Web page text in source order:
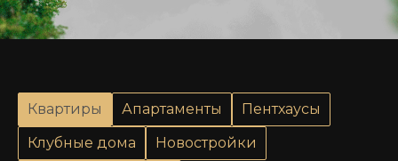
Квартиры Апартаменты
Пентхаусы
Клубные дома
Новостройки